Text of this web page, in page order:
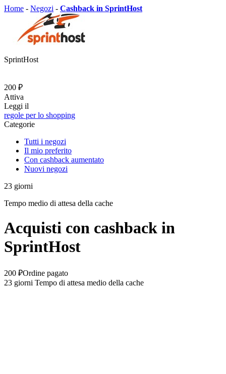
Home - Negozi - Cashback in SprintHost
SprintHost
200 ₽
Attiva
Leggi il
regole per lo shopping
Categorie
Tutti i negozi
Il mio preferito
Con cashback aumentato
Nuovi negozi
23 giorni
Tempo medio di attesa della cache
Acquisti con cashback in
SprintHost
200 ₽Ordine pagato
23 giorni Tempo di attesa medio della cache